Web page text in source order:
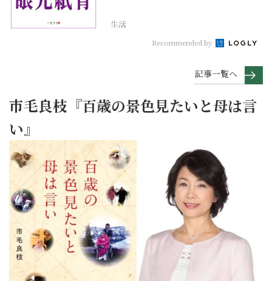
生活
Recommended by
記事一覧へ
市毛良枝『百歳の景色見たいと母は言
い』